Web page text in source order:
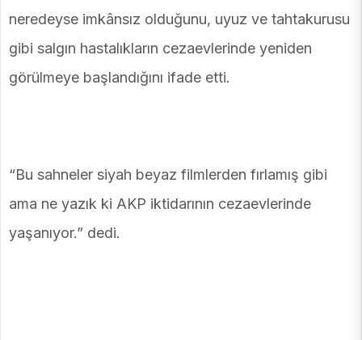
neredeyse imkânsız olduğunu, uyuz ve tahtakurusu
gibi salgın hastalıkların cezaevlerinde yeniden
görülmeye başlandığını ifade etti.
“Bu sahneler siyah beyaz filmlerden fırlamış gibi
ama ne yazık ki AKP iktidarının cezaevlerinde
yaşanıyor.” dedi.